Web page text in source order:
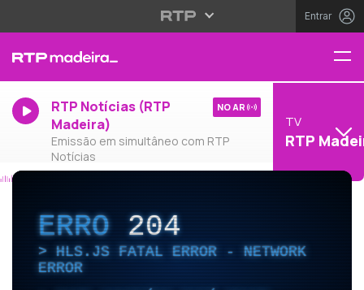
Entrar
RTP Notícias (RTP
Madeira)
Emissão em simultâneo com RTP
Notícias
NO AR
TV
RTP
ERRO204
HLS.JS FATAL ERROR - NETWORK
ERROR